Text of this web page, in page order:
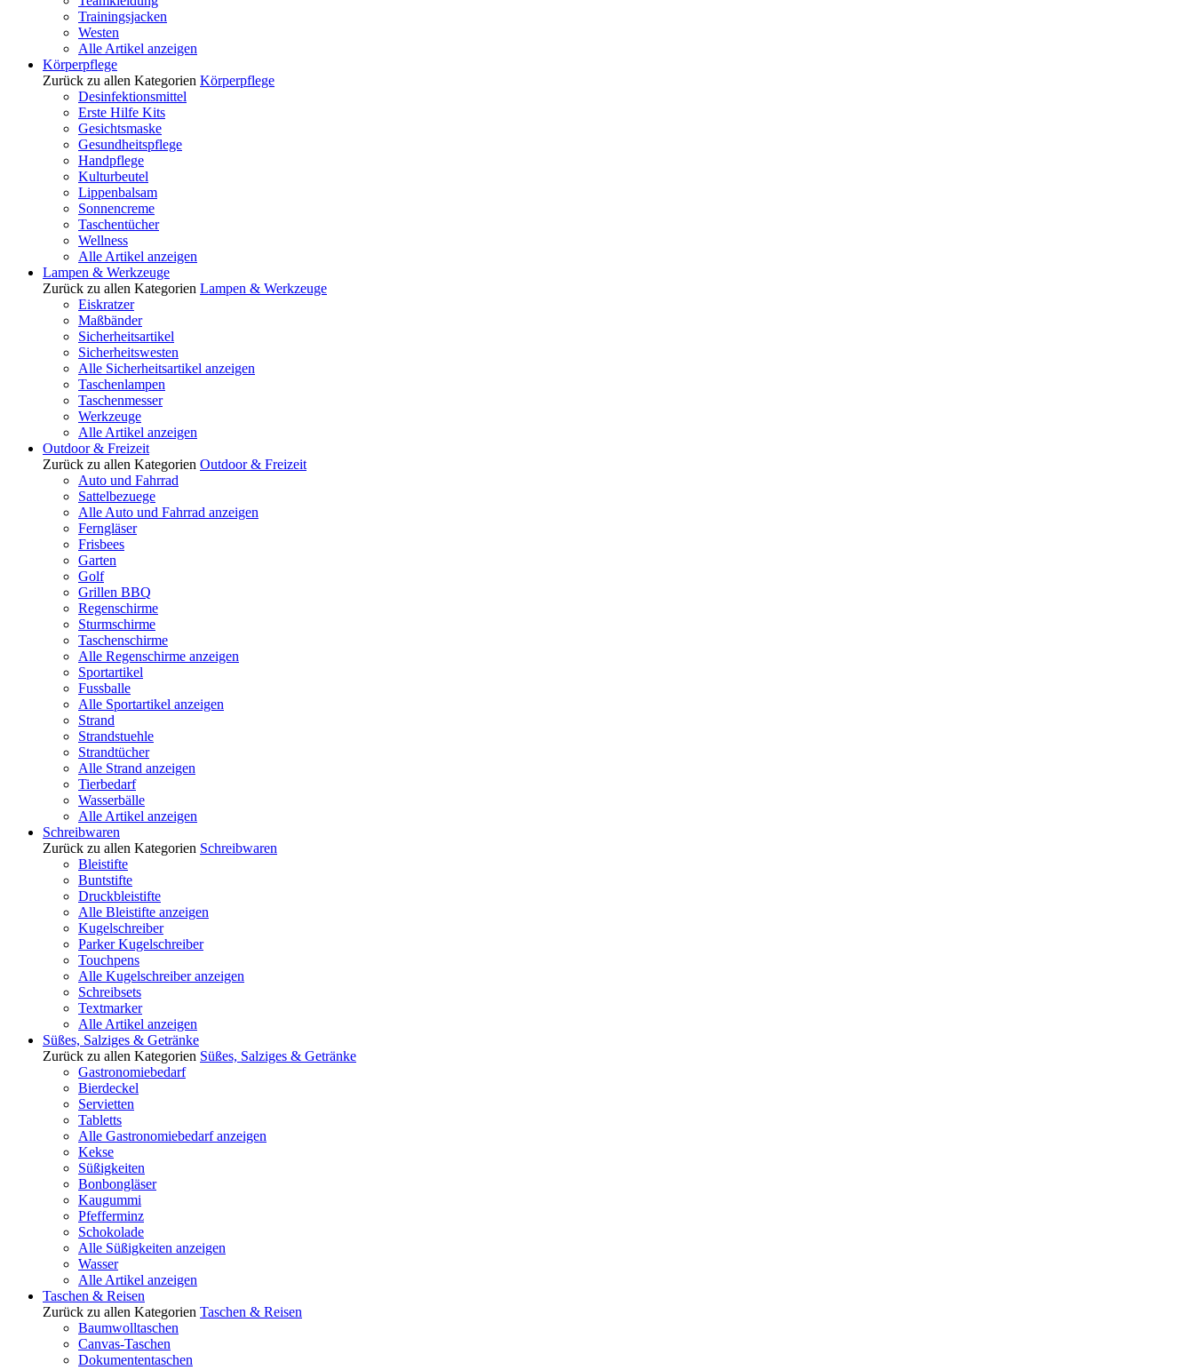
Trainingsjacken
Westen
Alle Artikel anzeigen
Körperpflege
Zurück zu allen Kategorien Körperpflege
Desinfektionsmittel
Erste Hilfe Kits
Gesichtsmaske
Gesundheitspflege
Handpflege
Kulturbeutel
Lippenbalsam
Sonnencreme
Taschentücher
Wellness
Alle Artikel anzeigen
Lampen & Werkzeuge
Zurück zu allen Kategorien Lampen & Werkzeuge
Eiskratzer
Maßbänder
Sicherheitsartikel
Sicherheitswesten
Alle Sicherheitsartikel anzeigen
Taschenlampen
Taschenmesser
Werkzeuge
Alle Artikel anzeigen
Outdoor & Freizeit
Zurück zu allen Kategorien Outdoor & Freizeit
Auto und Fahrrad
Sattelbezuege
Alle Auto und Fahrrad anzeigen
Ferngläser
Frisbees
Garten
Golf
Grillen BBQ
Regenschirme
Sturmschirme
Taschenschirme
Alle Regenschirme anzeigen
Sportartikel
Fussballe
Alle Sportartikel anzeigen
Strand
Strandstuehle
Strandtücher
Alle Strand anzeigen
Tierbedarf
Wasserbälle
Alle Artikel anzeigen
Schreibwaren
Zurück zu allen Kategorien Schreibwaren
Bleistifte
Buntstifte
Druckbleistifte
Alle Bleistifte anzeigen
Kugelschreiber
Parker Kugelschreiber
Touchpens
Alle Kugelschreiber anzeigen
Schreibsets
Textmarker
Alle Artikel anzeigen
Süßes, Salziges & Getränke
Zurück zu allen Kategorien Süßes, Salziges & Getränke
Gastronomiebedarf
Bierdeckel
Servietten
Tabletts
Alle Gastronomiebedarf anzeigen
Kekse
Süßigkeiten
Bonbongläser
Kaugummi
Pfefferminz
Schokolade
Alle Süßigkeiten anzeigen
Wasser
Alle Artikel anzeigen
Taschen & Reisen
Zurück zu allen Kategorien Taschen & Reisen
Baumwolltaschen
Canvas-Taschen
Dokumententaschen